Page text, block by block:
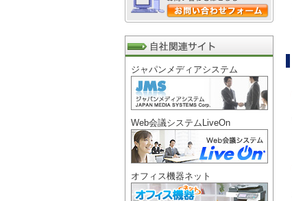
ジャパンメディアシステム
Web会議システムLiveOn
オフィス機器ネット